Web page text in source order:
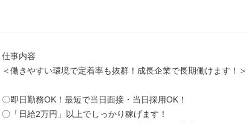
仕事内容
＜働きやすい環境で定着率も抜群！成長企業で長期働けます！＞
〇即日勤務OK！最短で当日面接・当日採用OK！
〇「日給2万円」以上でしっかり稼げます！